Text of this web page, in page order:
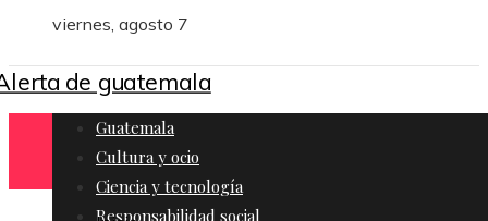
viernes, agosto 7
Guatemala
Cultura y ocio
Ciencia y tecnología
Responsabilidad social